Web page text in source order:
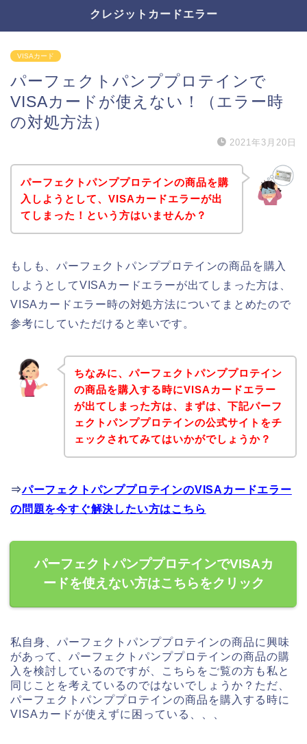
クレジットカードエラー
VISAカード
パーフェクトパンププロテインで
VISAカードが使えない！（エラー時
の対処方法）
2021年3月20日
パーフェクトパンププロテインの商品を購
入しようとして、VISAカードエラーが出
てしまった！という方はいませんか？
もしも、パーフェクトパンププロテインの商品を購入
しようとしてVISAカードエラーが出てしまった方は、
VISAカードエラー時の対処方法についてまとめたので
参考にしていただけると幸いです。
ちなみに、パーフェクトパンププロテイン
の商品を購入する時にVISAカードエラー
が出てしまった方は、まずは、下記パーフ
ェクトパンププロテインの公式サイトをチ
ェックされてみてはいかがでしょうか？
⇒パーフェクトパンププロテインのVISAカードエラー
の問題を今すぐ解決したい方はこちら
パーフェクトパンププロテインでVISAカ
ードを使えない方はこちらをクリック
私自身、パーフェクトパンププロテインの商品に興味
があって、パーフェクトパンププロテインの商品の購
入を検討しているのですが、こちらをご覧の方も私と
同じことを考えているのではないでしょうか？ただ、
パーフェクトパンププロテインの商品を購入する時に
VISAカードが使えずに困っている、、、